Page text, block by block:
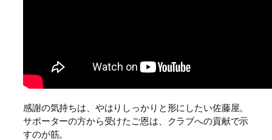
感謝の気持ちは、やはりしっかりと形にしたい佐藤屋。
サポーターの方から受けたご恩は、クラブへの貢献で示
すのが筋。